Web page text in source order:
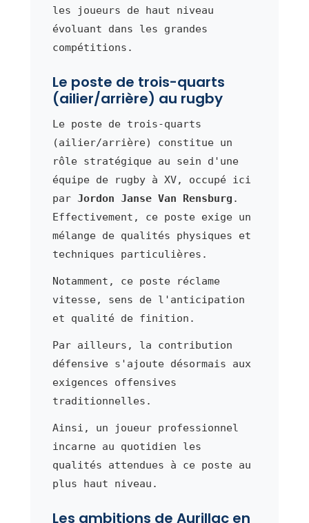
les joueurs de haut niveau
évoluant dans les grandes
compétitions.
Le poste de trois-quarts
(ailier/arrière) au rugby
Le poste de trois-quarts
(ailier/arrière) constitue un
rôle stratégique au sein d'une
équipe de rugby à XV, occupé ici
par Jordon Janse Van Rensburg .
Effectivement, ce poste exige un
mélange de qualités physiques et
techniques particulières.
Notamment, ce poste réclame
vitesse, sens de l'anticipation
et qualité de finition.
Par ailleurs, la contribution
défensive s'ajoute désormais aux
exigences offensives
traditionnelles.
Ainsi, un joueur professionnel
incarne au quotidien les
qualités attendues à ce poste au
plus haut niveau.
Les ambitions de Aurillac en